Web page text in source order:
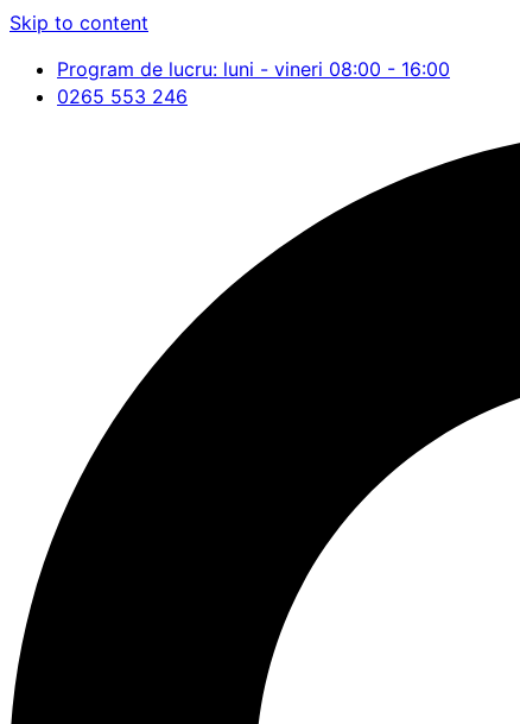
Skip to content
Program de lucru: luni - vineri 08:00 - 16:00
0265 553 246